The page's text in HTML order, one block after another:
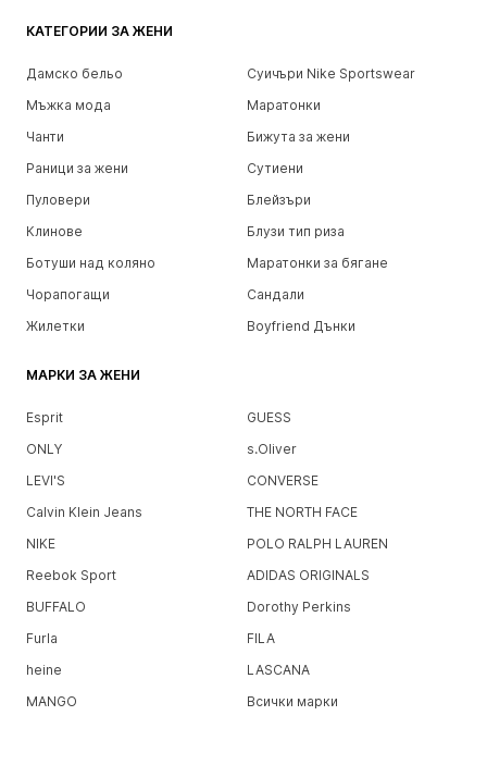
КАТЕГОРИИ ЗА ЖЕНИ
Дамско бельо
Суичъри Nike Sportswear
Мъжка мода
Маратонки
Чанти
Бижута за жени
Раници за жени
Сутиени
Пуловери
Блейзъри
Клинове
Блузи тип риза
Ботуши над коляно
Маратонки за бягане
Чорапогащи
Сандали
Жилетки
Boyfriend Дънки
МАРКИ ЗА ЖЕНИ
Esprit
GUESS
ONLY
s.Oliver
LEVI'S
CONVERSE
Calvin Klein Jeans
THE NORTH FACE
NIKE
POLO RALPH LAUREN
Reebok Sport
ADIDAS ORIGINALS
BUFFALO
Dorothy Perkins
Furla
FILA
heine
LASCANA
MANGO
Всички марки